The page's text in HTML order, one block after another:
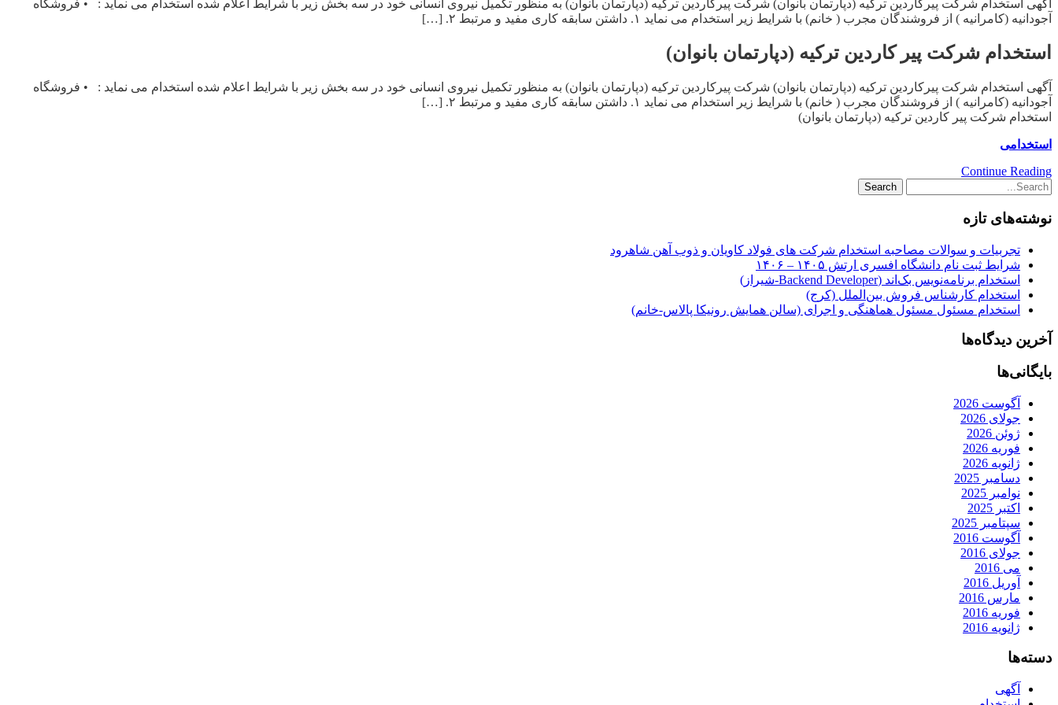
آگهی استخدام شرکت پیرکاردین ترکیه (دپارتمان بانوان) شرکت پیرکاردین ترکیه (دپارتمان بانوان) به منظور تکمیل نیروی انسانی خود در سه بخش زیر با شرایط اعلام شده استخدام می نماید : • فروشگاه
آجودانیه (کامرانیه ) از فروشندگان مجرب ( خانم) با شرایط زیر استخدام می نماید ۱. داشتن سابقه کاری مفید و مرتبط ۲. […]
استخدام شرکت پیر کاردین ترکیه (دپارتمان بانوان)
آگهی استخدام شرکت پیرکاردین ترکیه (دپارتمان بانوان) شرکت پیرکاردین ترکیه (دپارتمان بانوان) به منظور تکمیل نیروی انسانی خود در سه بخش زیر با شرایط اعلام شده استخدام می نماید : • فروشگاه
آجودانیه (کامرانیه ) از فروشندگان مجرب ( خانم) با شرایط زیر استخدام می نماید ۱. داشتن سابقه کاری مفید و مرتبط ۲. […]
استخدام شرکت پیر کاردین ترکیه (دپارتمان بانوان)
استخدامی
Continue Reading
نوشته‌های تازه
تجربیات و سوالات مصاحبه استخدام شرکت های فولاد کاویان و ذوب آهن شاهرود
شرایط ثبت نام دانشگاه افسری ارتش ۱۴۰۵ – ۱۴۰۶
استخدام برنامه‌نویس بک‌اند (Backend Developer-شیراز)
استخدام کارشناس فروش بین‌الملل (کرج)
استخدام مسئول مسئول هماهنگی و اجرای (سالن همایش رونیکا پالاس-خانم)
آخرین دیدگاه‌ها
بایگانی‌ها
آگوست 2026
جولای 2026
ژوئن 2026
فوریه 2026
ژانویه 2026
دسامبر 2025
نوامبر 2025
اکتبر 2025
سپتامبر 2025
آگوست 2016
جولای 2016
می 2016
آوریل 2016
مارس 2016
فوریه 2016
ژانویه 2016
دسته‌ها
آگهی